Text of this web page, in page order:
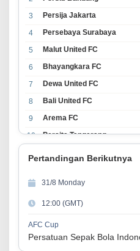
3
Persija Jakarta
4
Persebaya Surabaya
5
Malut United FC
6
Bhayangkara FC
7
Dewa United FC
8
Bali United FC
9
Arema FC
10
Persita Tangerang
13
Persijap Jepara
14
Madura United FC
15
PSM Makassar
16
Persis Solo
Pertandingan Berikutnya
31/8 Monday
12:00 (GMT)
AFC Cup